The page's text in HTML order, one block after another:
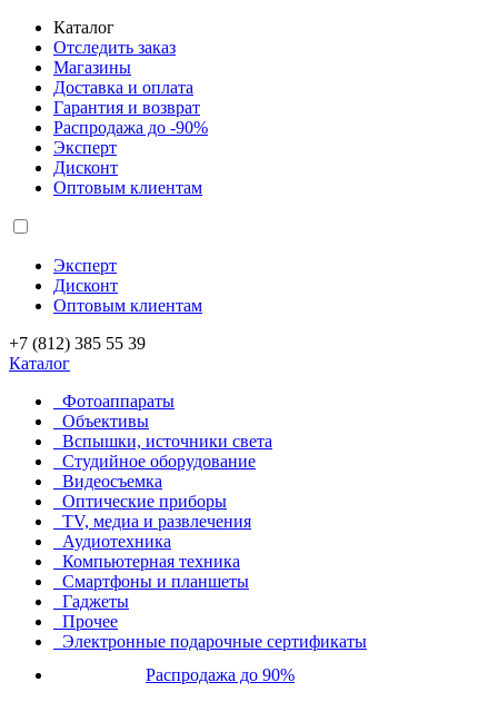
Каталог
Отследить заказ
Магазины
Доставка и оплата
Гарантия и возврат
Распродажа до -90%
Эксперт
Дисконт
Оптовым клиентам
Эксперт
Дисконт
Оптовым клиентам
+7 (812) 385 55 39
Каталог
Фотоаппараты
Объективы
Вспышки, источники света
Студийное оборудование
Видеосъемка
Оптические приборы
TV, медиа и развлечения
Аудиотехника
Компьютерная техника
Смартфоны и планшеты
Гаджеты
Прочее
Электронные подарочные сертификаты
Распродажа до 90%